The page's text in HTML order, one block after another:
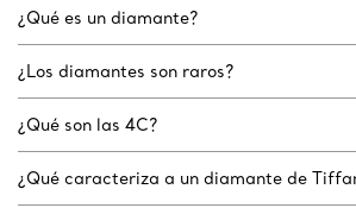
¿Qué es un diamante?
¿Los diamantes son raros?
¿Qué son las 4C?
¿Qué caracteriza a un diamante de